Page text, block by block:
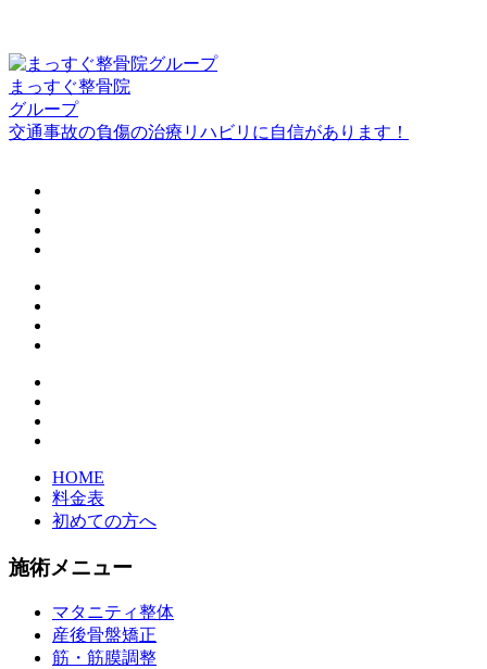
まっすぐ整骨院
グループ
交通事故の負傷の治療リハビリに自信があります！
HOME
料金表
初めての方へ
施術メニュー
マタニティ整体
産後骨盤矯正
筋・筋膜調整